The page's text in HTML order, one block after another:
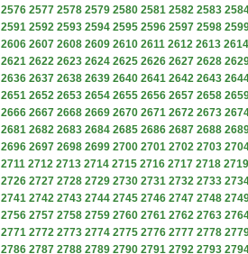
2576 2577 2578 2579 2580 2581 2582 2583
2591 2592 2593 2594 2595 2596 2597 2598
2606 2607 2608 2609 2610 2611 2612 2613 2614
2621 2622 2623 2624 2625 2626 2627 2628
2636 2637 2638 2639 2640 2641 2642 2643
2651 2652 2653 2654 2655 2656 2657 2658
2666 2667 2668 2669 2670 2671 2672 2673
2681 2682 2683 2684 2685 2686 2687 2688
2696 2697 2698 2699 2700 2701 2702 2703
2711 2712 2713 2714 2715 2716 2717 2718 2719
2726 2727 2728 2729 2730 2731 2732 2733
2741 2742 2743 2744 2745 2746 2747 2748
2756 2757 2758 2759 2760 2761 2762 2763
2771 2772 2773 2774 2775 2776 2777 2778
2786 2787 2788 2789 2790 2791 2792 2793